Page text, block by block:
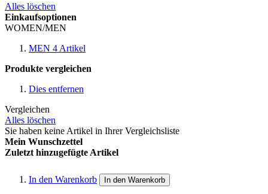
Alles löschen
Einkaufsoptionen
WOMEN/MEN
MEN 4 Artikel
Produkte vergleichen
Dies entfernen
Vergleichen
Alles löschen
Sie haben keine Artikel in Ihrer Vergleichsliste
Mein Wunschzettel
Zuletzt hinzugefügte Artikel
In den Warenkorb In den Warenkorb